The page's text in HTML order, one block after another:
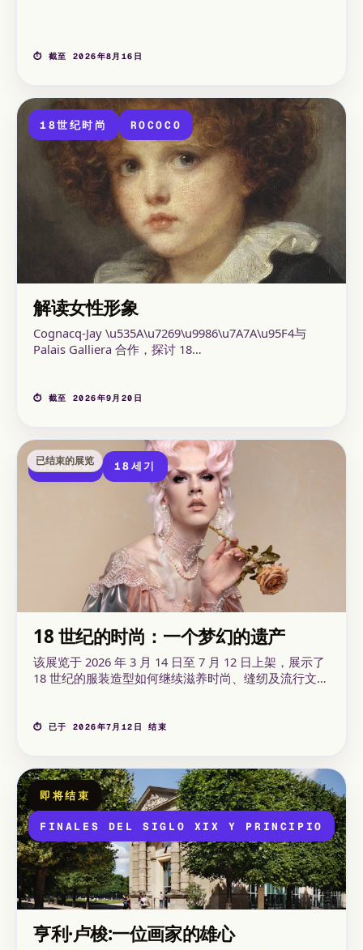
⏱ 截至 2026年8月16日
18世纪时尚 ROCOCO
解读女性形象
Cognacq-Jay \u535A\u7269\u9986\u7A7A\u95F4与
Palais Galliera 合作，探讨 18
\u7ED8\u753B\u521B\u4F5C\u827A\u672F\u4F5C\u54C1，
描述了物质\u73B0\u5B9E\u5C42\u9762，也描述了心
灵的创造：\u672C\u6B21\u5C55\u89C8旨在通过肖
像、田园和英勇的聚会来
\u8FDB\u4E00\u6B65\u63A2\u7D22这两个方面。新法
式风格随后辐射到欧洲宫廷和城市，通过贵族和城市上
层资产阶级的肖像来体现。
\u672C\u6B21\u5C55\u89C8通过
\u7ED8\u753B\u521B\u4F5C与服饰的结合，反思了
18\u4E16\u7EAA\u8FD9\u4E00\u65F6\u671F女性气质
在\u793E\u4F1A\u7EF4\u5EA6需求与美的想象之间的
\u6E05\u6670\u5448\u73B0。 2026年3月25日至2026
年9月20日，于Musée Cognacq-Jay举办。
⏱ 截至 2026年9月20日
已结束的展览
ROCOCO 18세기
18 世纪的时尚：一个梦幻的遗产
该展览于 2026 年 3 月 14 日至 7 月 12 日上架，展示了
18 世纪的服装造型如何继续滋养时尚、缝纫及流行文化
莱拉宫，时间从 2026 年 3 月 14 日至 7 月 12 日。
⏱ 已于 2026年7月12日 结束
即将结束
FINALES DEL SIGLO XIX Y PRINCIPIOS
亨利·卢梭:一位画家的雄心